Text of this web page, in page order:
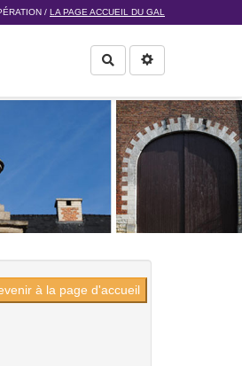
/ LA PAGE ACCUEIL DU GAL
Rechercher
à la page d'accueil